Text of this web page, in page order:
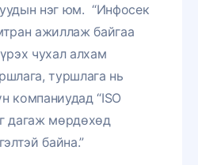
нэг юм. “Инфосек
ажиллаж байгаа
чухал алхам
туршлага нь
компаниудад “ISO
дагаж мөрдөхөд
байна.”